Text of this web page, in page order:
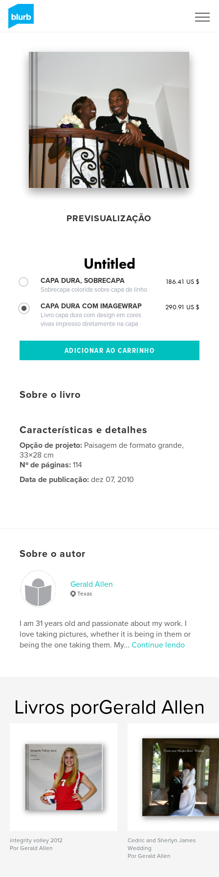
PREVISUALIZAÇÃO
Untitled
CAPA DURA, SOBRECAPA
Sobrecapa colorida sobre capa de linho
186.41 US $
CAPA DURA COM IMAGEWRAP
Livro capa dura com design em cores
vivas impresso diretamente na capa
290.91 US $
Sobre o livro
Características e detalhes
Opção de projeto: Paisagem de formato grande,
33×28 cm
Nº de páginas:114
Data de publicação: dez 07, 2010
Sobre o autor
Gerald Allen
Texas
I am 31 years old and passionate about my work. I
love taking pictures, whether it is being in them or
being the one taking them. My...Continue lendo
Livros porGerald Allen
integrity volley 2012
Por Gerald Allen
Cedric and Sherlyn James
Wedding
Por Gerald Allen